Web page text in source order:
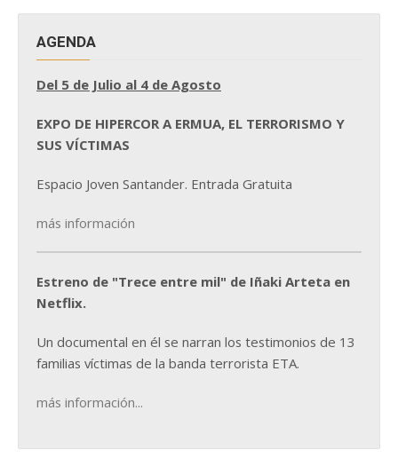
AGENDA
Del 5 de Julio al 4 de Agosto
EXPO DE HIPERCOR A ERMUA, EL TERRORISMO Y
SUS VÍCTIMAS
Espacio Joven Santander. Entrada Gratuita
más información
Estreno de "Trece entre mil" de Iñaki Arteta en
Netflix.
Un documental en él se narran los testimonios de 13
familias víctimas de la banda terrorista ETA.
más información...